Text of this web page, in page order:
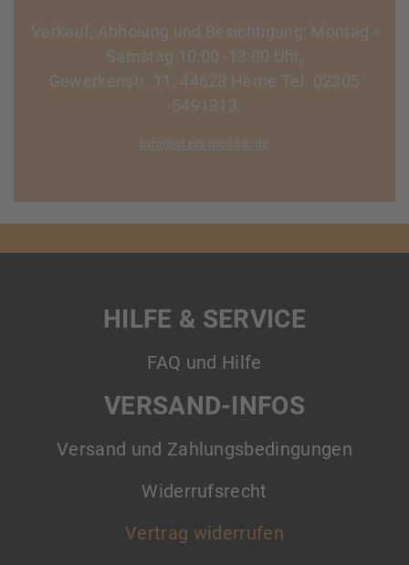
Verkauf, Abholung und Besichtigung: Montag -
Samstag 10:00 -13:00 Uhr,
Gewerkenstr. 11, 44628 Herne Tel. 02305
5491313
info@stein-mosaik.de
HILFE & SERVICE
FAQ und Hilfe
VERSAND-INFOS
Versand und Zahlungsbedingungen
Widerrufsrecht
Vertrag widerrufen